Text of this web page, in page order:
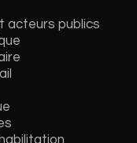
acteurs publics